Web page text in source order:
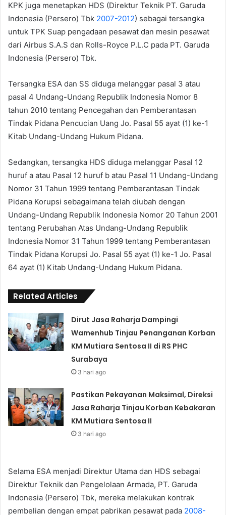
KPK juga menetapkan HDS (Direktur Teknik PT. Garuda
Indonesia (Persero) Tbk 2007-2012) sebagai tersangka
untuk TPK Suap pengadaan pesawat dan mesin pesawat
dari Airbus S.A.S dan Rolls-Royce P.L.C pada PT. Garuda
Indonesia (Persero) Tbk.
Tersangka ESA dan SS diduga melanggar pasal 3 atau
pasal 4 Undang-Undang Republik Indonesia Nomor 8
tahun 2010 tentang Pencegahan dan Pemberantasan
Tindak Pidana Pencucian Uang Jo. Pasal 55 ayat (1) ke-1
Kitab Undang-Undang Hukum Pidana.
Sedangkan, tersangka HDS diduga melanggar Pasal 12
huruf a atau Pasal 12 huruf b atau Pasal 11 Undang-Undang
Nomor 31 Tahun 1999 tentang Pemberantasan Tindak
Pidana Korupsi sebagaimana telah diubah dengan
Undang-Undang Republik Indonesia Nomor 20 Tahun 2001
tentang Perubahan Atas Undang-Undang Republik
Indonesia Nomor 31 Tahun 1999 tentang Pemberantasan
Tindak Pidana Korupsi Jo. Pasal 55 ayat (1) ke-1 Jo. Pasal
64 ayat (1) Kitab Undang-Undang Hukum Pidana.
Related Articles
Dirut Jasa Raharja Dampingi
Wamenhub Tinjau Penanganan Korban
KM Mutiara Sentosa II di RS PHC
Surabaya
3 hari ago
Pastikan Pekayanan Maksimal, Direksi
Jasa Raharja Tinjau Korban Kebakaran
KM Mutiara Sentosa II
3 hari ago
Selama ESA menjadi Direktur Utama dan HDS sebagai
Direktur Teknik dan Pengelolaan Armada, PT. Garuda
Indonesia (Persero) Tbk, mereka melakukan kontrak
pembelian dengan empat pabrikan pesawat pada 2008-